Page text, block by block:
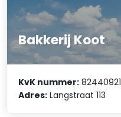
Bakkerij Koot
KvK nummer: 82440921
Adres: Langstraat 113